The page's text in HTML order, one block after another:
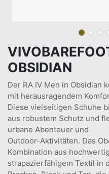
OBSIDIAN
Der RA IV Men in Obsidian
mit herausragendem
Diese vielseitigen Schuhe
aus robustem Schutz und
urbane Abenteuer und
Outdoor-Aktivitäten. Das
Kombination aus
strapazierfähigem Textil in